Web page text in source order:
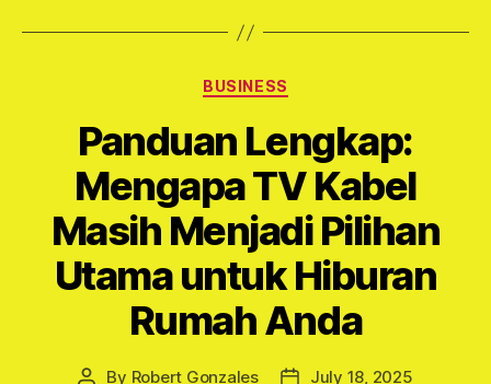
Categories
BUSINESS
Panduan Lengkap:
Mengapa TV Kabel
Masih Menjadi Pilihan
Utama untuk Hiburan
Rumah Anda
Post
By Robert Gonzales
PostJuly 18, 2025